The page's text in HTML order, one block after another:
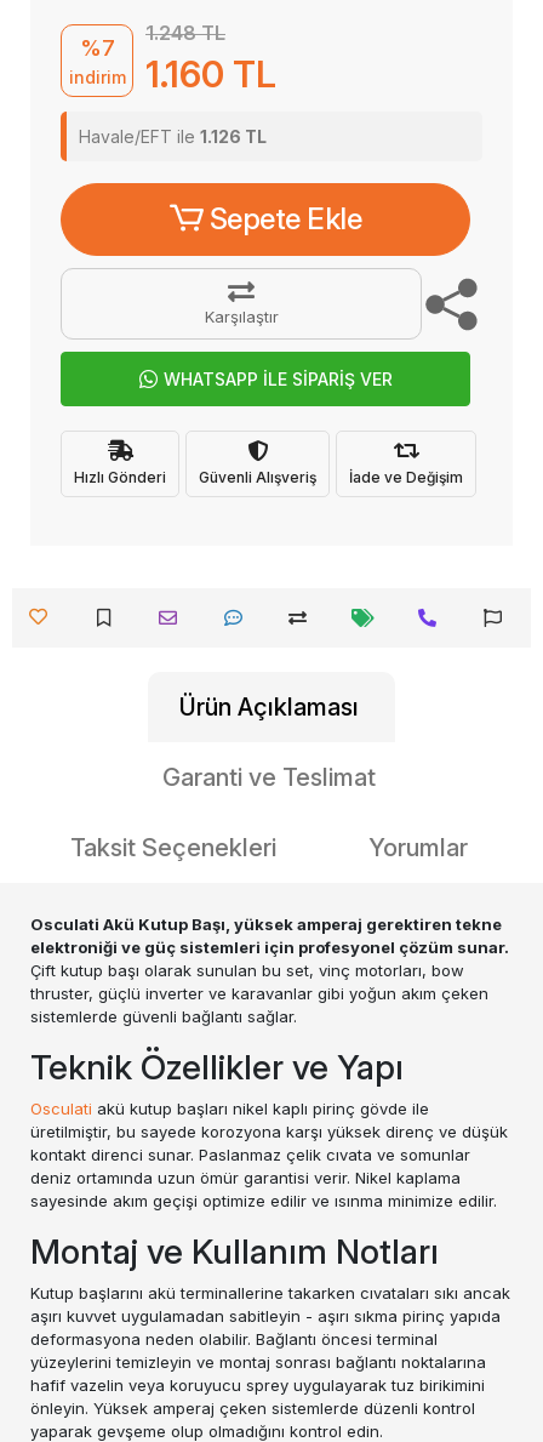
%7
indirim
1.248 TL
1.160 TL
Havale/EFT ile 1.126 TL
Sepete Ekle
Karşılaştır
WHATSAPP İLE SİPARİŞ VER
Hızlı Gönderi Güvenli Alışveriş İade ve Değişim
Ürün Açıklaması
Garanti ve Teslimat
Taksit Seçenekleri Yorumlar
Osculati Akü Kutup Başı, yüksek amperaj gerektiren tekne
elektroniği ve güç sistemleri için profesyonel çözüm sunar.
Çift kutup başı olarak sunulan bu set, vinç motorları, bow
thruster, güçlü inverter ve karavanlar gibi yoğun akım çeken
sistemlerde güvenli bağlantı sağlar.
Teknik Özellikler ve Yapı
Osculati akü kutup başları nikel kaplı pirinç gövde ile
üretilmiştir, bu sayede korozyona karşı yüksek direnç ve düşük
kontakt direnci sunar. Paslanmaz çelik cıvata ve somunlar
deniz ortamında uzun ömür garantisi verir. Nikel kaplama
sayesinde akım geçişi optimize edilir ve ısınma minimize edilir.
Montaj ve Kullanım Notları
Kutup başlarını akü terminallerine takarken cıvataları sıkı ancak
aşırı kuvvet uygulamadan sabitleyin - aşırı sıkma pirinç yapıda
deformasyona neden olabilir. Bağlantı öncesi terminal
yüzeylerini temizleyin ve montaj sonrası bağlantı noktalarına
hafif vazelin veya koruyucu sprey uygulayarak tuz birikimini
önleyin. Yüksek amperaj çeken sistemlerde düzenli kontrol
yaparak gevşeme olup olmadığını kontrol edin.